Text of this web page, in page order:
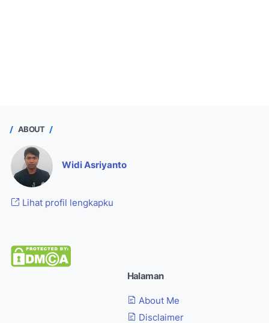
ABOUT
Widi Asriyanto
Lihat profil lengkapku
Halaman
About Me
Disclaimer